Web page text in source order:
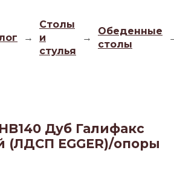
→
Столы
и
стулья
→
Обеденные
столы
Дуб Галифакс
(ЛДСП EGGER)/опоры